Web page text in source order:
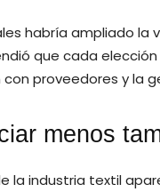
habría ampliado la
que cada
proveedores y la
menos
la industria textil